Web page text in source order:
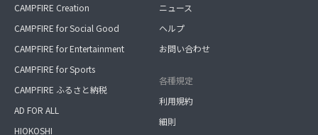
CAMPFIRE Creation
CAMPFIRE for Social Good
CAMPFIRE for Entertainment
CAMPFIRE for Sports
CAMPFIRE ふるさと納税
AD FOR ALL
HIOKOSHI
ニュース
ヘルプ
お問い合わせ
各種規定
利用規約
細則